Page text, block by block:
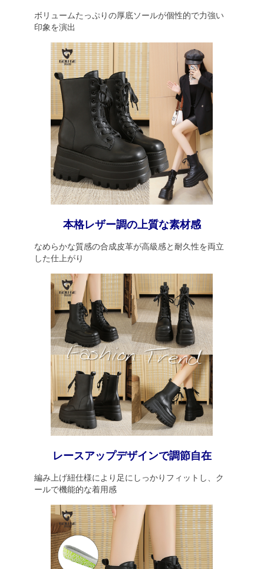
ボリュームたっぷりの厚底ソールが個性的で力強い
印象を演出
本格レザー調の上質な素材感
なめらかな質感の合成皮革が高級感と耐久性を両立
した仕上がり
レースアップデザインで調節自在
編み上げ紐仕様により足にしっかりフィットし、ク
ールで機能的な着用感